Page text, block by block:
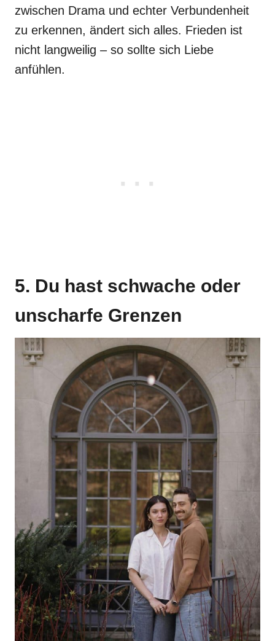
zwischen Drama und echter Verbundenheit
zu erkennen, ändert sich alles. Frieden ist
nicht langweilig – so sollte sich Liebe
anfühlen.
5. Du hast schwache oder
unscharfe Grenzen